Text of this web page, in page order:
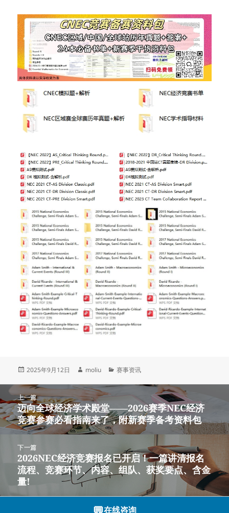
发
于
2025年9月12日
作
moliu
分
赛事资讯
章
导
航
上一篇
上
篇
文
章：
迈向全球经济学术殿堂——2026赛季NEC经济
竞赛参赛必看指南来了，附新赛季备考资料包
下一篇
下
篇
文
章：
2026NEC经济竞赛报名已开启！一篇讲清报名
流程、竞赛环节、内容、组队、获奖要点、含金
量!
在线咨询